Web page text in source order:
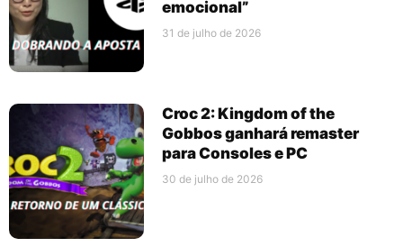
emocional”
31 de julho de 2026
Croc 2: Kingdom of the
Gobbos ganhará remaster
para Consoles e PC
30 de julho de 2026